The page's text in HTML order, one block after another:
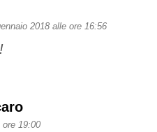
2018 alle ore 16:56
ore 19:00